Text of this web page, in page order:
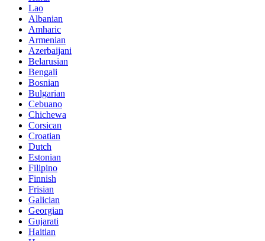
Lao
Albanian
Amharic
Armenian
Azerbaijani
Belarusian
Bengali
Bosnian
Bulgarian
Cebuano
Chichewa
Corsican
Croatian
Dutch
Estonian
Filipino
Finnish
Frisian
Galician
Georgian
Gujarati
Haitian